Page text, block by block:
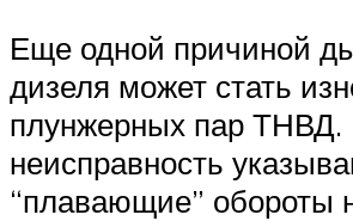
Еще одной причиной
дизеля может стать
плунжерных пар ТНВД.
неисправность
“плавающие” обороты